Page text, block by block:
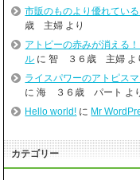
市販のものより優れてい
歳 主婦 より
アトピーの赤みが消える
ル に智 ３６歳 主婦 よ
ライスパワーのアトピス
に海 ３６歳 パート よ
Hello world! に Mr
カテゴリー